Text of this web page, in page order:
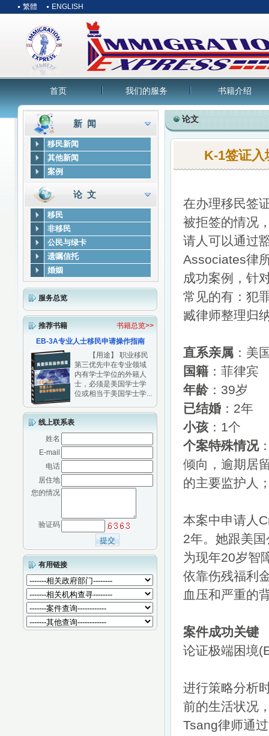
繁體 ENGLISH
首页 我们的服务 书籍介绍
新 闻
移民新闻
其他新闻
案例
论 文
移民
非移民
公民与绿卡
遗嘱信托
婚姻
服务总览
推荐书籍
书籍总览>>
EB-3A专业人士移民申请操作指南
【用途】 职业移民
第三优先中在专业领域
内有学士学位的外籍人
士，必须是美国学士学
位或相当于美国学士学...
线上联系表
姓名
E-mail
电话
居住地
您的情况
验证码
有用链接
论文
K-1签证入
在办理移民签
被拒签的情况
请人可以通过
Associates律
成功案例，针
常见的有：犯
臧律师整理归
直系亲属 ：美
国籍 ：菲律宾
年龄：39岁
已结婚 ：2年
小孩 ：1个
个案特殊情况
倾向，逾期居
的主要监护人
本案中申请人
2年。她跟美
为现年20岁智
依靠伤残福利
血压和严重的
案件成功关键
论证极端困境
进行策略分析
前的生活状况
Tsang律师通